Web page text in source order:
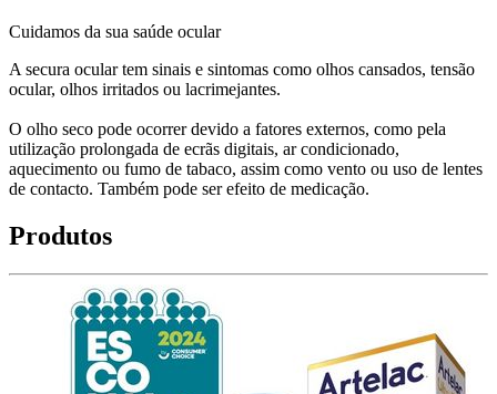
Cuidamos da sua saúde ocular
A secura ocular tem sinais e sintomas como olhos cansados, tensão
ocular, olhos irritados ou lacrimejantes.
O olho seco pode ocorrer devido a fatores externos, como pela
utilização prolongada de ecrãs digitais, ar condicionado,
aquecimento ou fumo de tabaco, assim como vento ou uso de lentes
de contacto. Também pode ser efeito de medicação.
Produtos